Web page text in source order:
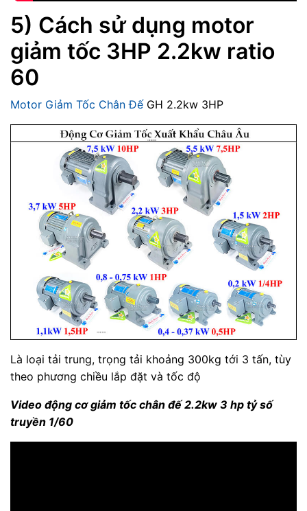
5) Cách sử dụng motor
giảm tốc 3HP 2.2kw ratio
60
Motor Giảm Tốc Chân ĐếGH 2.2kw 3HP
Là loại tải trung, trọng tải khoảng 300kg tới 3 tấn, tùy
theo phương chiều lắp đặt và tốc độ
Video động cơ giảm tốc chân đế 2.2kw 3 hp tỷ số
truyền 1/60